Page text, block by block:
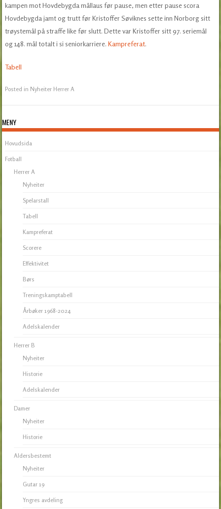
kampen mot Hovdebygda mållaus før pause, men etter pause scora
Hovdebygda jamt og trutt før Kristoffer Søviknes sette inn Norborg sitt
trøystemål på straffe like før slutt. Dette var Kristoffer sitt 97. seriemål
og 148. mål totalt i si seniorkarriere.Kampreferat.
Tabell
Posted in Nyheiter Herrer A
MENY
Hovudsida
Fotball
Herrer A
Nyheiter
Spelarstall
Tabell
Kampreferat
Scorere
Effektivitet
Børs
Treningskamptabell
Årbøker 1968-2024
Adelskalender
Herrer B
Nyheiter
Historie
Adelskalender
Damer
Nyheiter
Historie
Aldersbestemt
Nyheiter
Gutar 19
Yngres avdeling